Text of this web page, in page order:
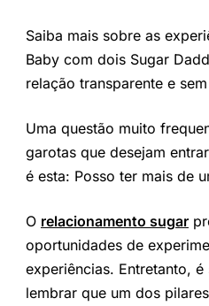
Saiba mais sobre as
Baby com dois Sugar
relação transparente e
Uma questão muito
garotas que desejam
é esta: Posso ter mais de
O relacionamento sugar
oportunidades de
experiências. Entretanto,
lembrar que um dos